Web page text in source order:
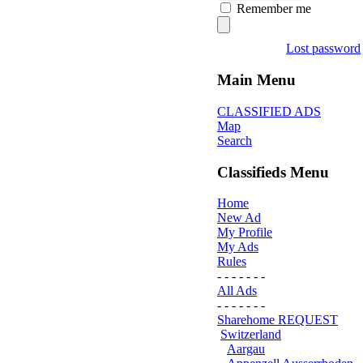
Remember me
Lost password
Main Menu
CLASSIFIED ADS
Map
Search
Classifieds Menu
Home
New Ad
My Profile
My Ads
Rules
- - - - - - -
All Ads
- - - - - - -
Sharehome REQUEST
Switzerland
Aargau